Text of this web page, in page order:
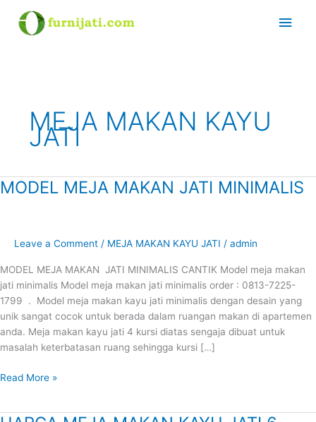
content
Main
MEJA MAKAN KAYU
JATI
MODEL MEJA MAKAN JATI MINIMALIS
Leave a Comment / MEJA MAKAN KAYU JATI / admin
MODEL MEJA MAKAN JATI MINIMALIS CANTIK Model meja makan
jati minimalis Model meja makan jati minimalis order : 0813-7225-
1799 . Model meja makan kayu jati minimalis dengan desain yang
unik sangat cocok untuk berada dalam ruangan makan di apartemen
anda. Meja makan kayu jati 4 kursi diatas sengaja dibuat untuk
masalah keterbatasan ruang sehingga kursi […]
MODEL
MINIMALIS
Read More »